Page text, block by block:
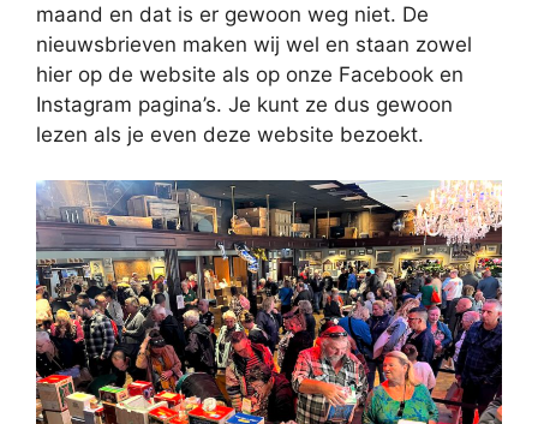
maand en dat is er gewoon weg niet. De
nieuwsbrieven maken wij wel en staan zowel
hier op de website als op onze Facebook en
Instagram pagina’s. Je kunt ze dus gewoon
lezen als je even deze website bezoekt.